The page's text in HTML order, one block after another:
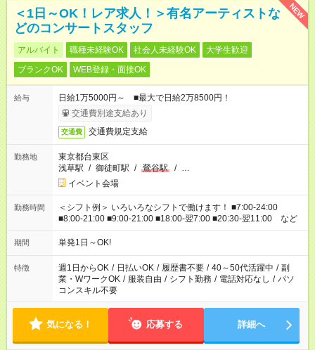
NEW
＜1日～OK！レア求人！＞有名アーティストな
どのコンサートスタッフ
アルバイト 職種未経験OK 社会人未経験OK
大学生歓迎
ブランクOK
WEB登録・面接OK
給与
日給1万5000円～ ■最大で日給2万8500円！
交通費別途支給あり
交通費 交通費規定支給
勤務地
東京都台東区
浅草駅 / 御徒町駅 / 鶯谷駅 / …
イベント会場
勤務時間
＜シフト例＞ いろいろなシフトで働けます！ ■7:00-24:00
■8:00-21:00 ■9:00-21:00 ■18:00-翌7:00 ■20:30-翌11:00 など
期間 単発1日～OK!
特徴 週1日からOK / 日払いOK / 履歴書不要 / 40～50代活躍中 / 副
業・WワークOK / 服装自由 / シフト勤務 / 電話対応なし / パソ
コンスキル不要
気になる！ 応募する 詳細へ